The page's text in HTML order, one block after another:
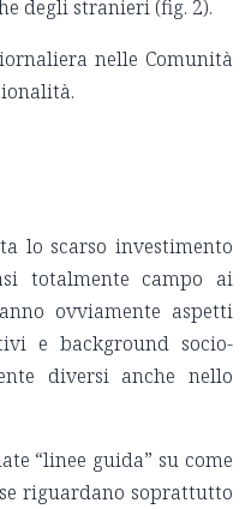
degli stranieri (fig. 2).
nelle Comunità
lo scarso investimento
totalmente campo ai
ovviamente aspetti
e background socio-
diversi anche nello
“linee guida” su come
riguardano soprattutto